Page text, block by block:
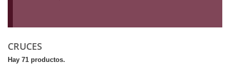
CRUCES
Hay 71 productos.